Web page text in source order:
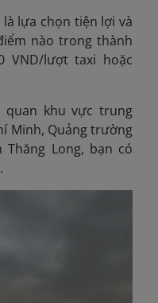
lựa chọn tiện lợi và
nào trong thành
VND/lượt taxi hoặc
quan khu vực trung
Minh, Quảng trường
Long, bạn có